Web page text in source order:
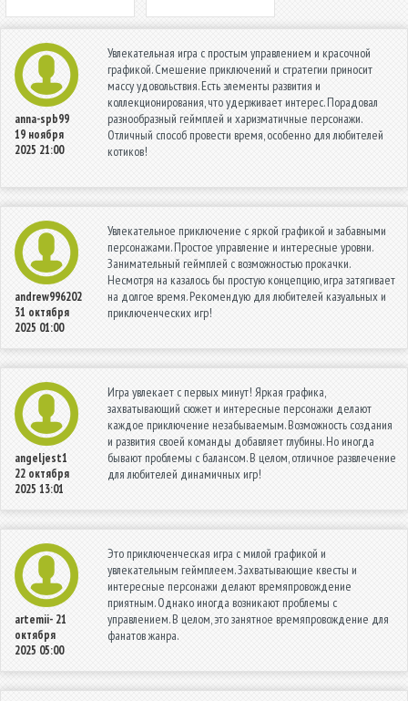
anna-spb99
19 ноября
2025 21:00
Увлекательная игра с простым управлением и красочной
графикой. Смешение приключений и стратегии приносит
массу удовольствия. Есть элементы развития и
коллекционирования, что удерживает интерес. Порадовал
разнообразный геймплей и харизматичные персонажи.
Отличный способ провести время, особенно для любителей
котиков!
andrew996202
31 октября
2025 01:00
Увлекательное приключение с яркой графикой и забавными
персонажами. Простое управление и интересные уровни.
Занимательный геймплей с возможностью прокачки.
Несмотря на казалось бы простую концепцию, игра затягивает
на долгое время. Рекомендую для любителей казуальных и
приключенческих игр!
angeljest1
22 октября
2025 13:01
Игра увлекает с первых минут! Яркая графика,
захватывающий сюжет и интересные персонажи делают
каждое приключение незабываемым. Возможность создания
и развития своей команды добавляет глубины. Но иногда
бывают проблемы с балансом. В целом, отличное развлечение
для любителей динамичных игр!
artemii- 21
октября
2025 05:00
Это приключенческая игра с милой графикой и
увлекательным геймплеем. Захватывающие квесты и
интересные персонажи делают времяпровождение
приятным. Однако иногда возникают проблемы с
управлением. В целом, это занятное времяпровождение для
фанатов жанра.